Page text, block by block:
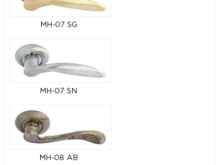
MH-07 SG
MH-07 SN
MH-08 AB